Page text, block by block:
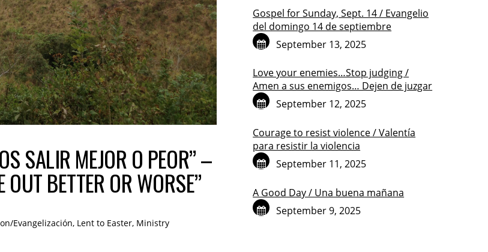
SALIR MEJOR O PEOR” –
BETTER OR WORSE”
Evangelización, Lent to Easter, Ministry
Gospel for Sunday, Sept. 14 / Evangelio
del domingo 14 de septiembre
September 13, 2025
Love your enemies…Stop judging /
Amen a sus enemigos… Dejen de juzgar
September 12, 2025
Courage to resist violence / Valentía
para resistir la violencia
September 11, 2025
A Good Day / Una buena mañana
September 9, 2025